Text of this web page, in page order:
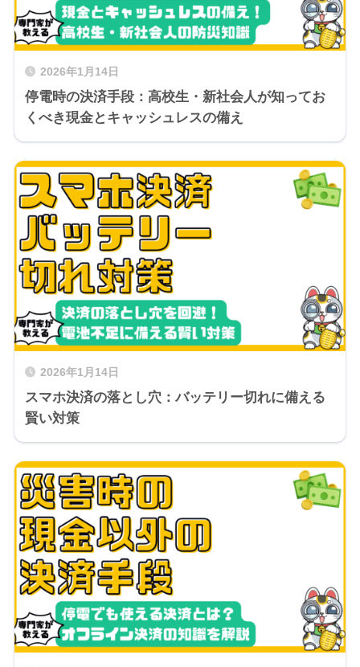
2026年1月14日
停電時の決済手段：高校生・新社会人が知ってお
くべき現金とキャッシュレスの備え
2026年1月14日
スマホ決済の落とし穴：バッテリー切れに備える
賢い対策